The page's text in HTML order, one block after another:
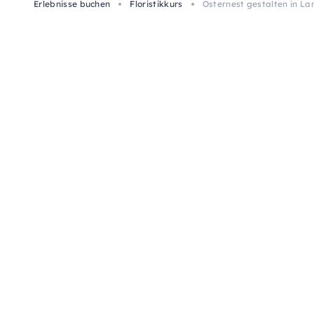
Erlebnisse buchen
Floristikkurs Osternest gestalten in